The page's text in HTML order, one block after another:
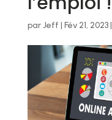
parJeff | Fév 21, 2023|